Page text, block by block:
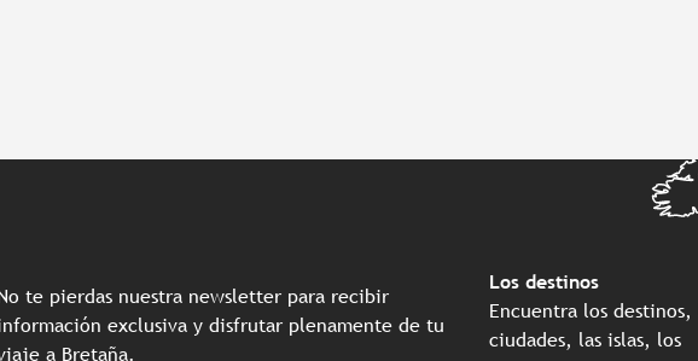
te pierdas nuestra newsletter para recibir
exclusiva y disfrutar plenamente de tu
a Bretaña.
Los destinos
Encuentra los destinos,
ciudades, las islas, los